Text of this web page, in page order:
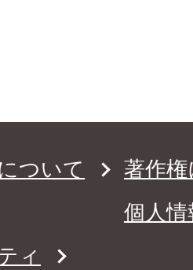
ついて
著作
個人
ィ